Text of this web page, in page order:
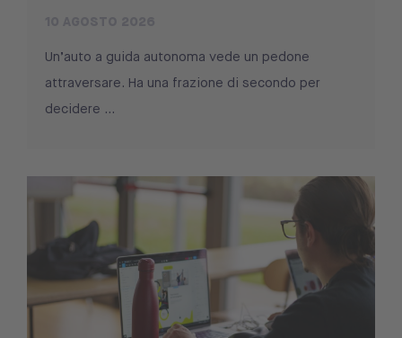
Un’auto a guida autonoma vede un pedone
attraversare. Ha una frazione di secondo per
decidere ...